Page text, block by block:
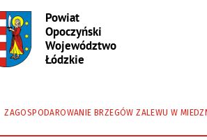
ZAGOSPODAROWANIE BRZEGÓW ZALEWU W